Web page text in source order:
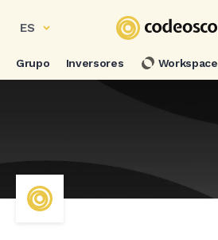
ES
Grupo Inversores Workspace